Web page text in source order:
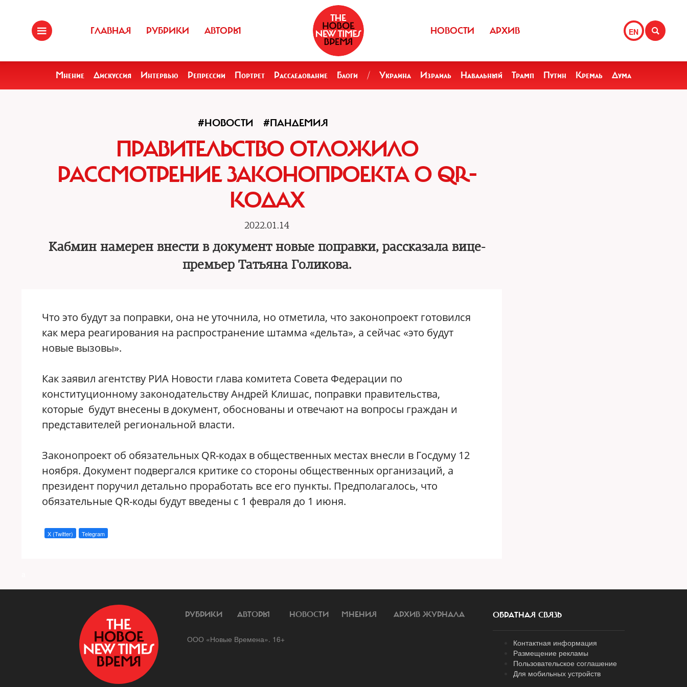
ГЛАВНАЯ РУБРИКИ АВТОРЫ EN
НОВОСТИ АРХИВ
Мнение Дискуссия Интервью Репрессии Портрет Расследование Блоги / Украина Израиль Навальный Трамп Путин Кремль Дума
#НОВОСТИ #ПАНДЕМИЯ
ПРАВИТЕЛЬСТВО ОТЛОЖИЛО
РАССМОТРЕНИЕ ЗАКОНОПРОЕКТА О QR-
КОДАХ
2022.01.14
Кабмин намерен внести в документ новые поправки, рассказала вице-
премьер Татьяна Голикова.
Что это будут за поправки, она не уточнила, но отметила, что законопроект готовился
как мера реагирования на распространение штамма «дельта», а сейчас «это будут
новые вызовы».
Как заявил агентству РИА Новости глава комитета Совета Федерации по
конституционному законодательству Андрей Клишас, поправки правительства,
которые будут внесены в документ, обоснованы и отвечают на вопросы граждан и
представителей региональной власти.
Законопроект об обязательных QR-кодах в общественных местах внесли в Госдуму 12
ноября. Документ подвергался критике со стороны общественных организаций, а
президент поручил детально проработать все его пункты. Предполагалось, что
обязательные QR-коды будут введены с 1 февраля до 1 июня.
X (Twitter) Telegram
РУБРИКИ АВТОРЫ НОВОСТИ МНЕНИЯ АРХИВ ЖУРНАЛА
ООО «Новые Времена». 16+
ОБРАТНАЯ СВЯЗЬ
Контактная информация
Размещение рекламы
Пользовательское соглашение
Для мобильных устройств